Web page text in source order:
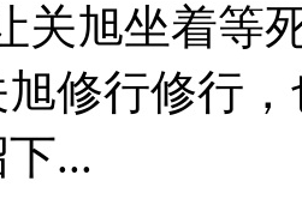
关旭坐着等
旭修行修行
...